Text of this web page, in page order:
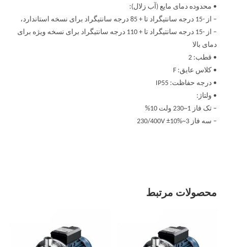
• محدوده دمای مایع (آب زلال):
– از -15 درجه سانتیگراد تا + 85 درجه سانتیگراد برای نسخه استاندارد،
– از -15 درجه سانتیگراد تا + 110 درجه سانتیگراد برای نسخه ویژه برای
دمای بالا
• قطب: 2
• کلاس عایق: F
• درجه حفاظت: IP55
• ولتاژ:
– تک فاز 1~230 ولت 10%
– سه فاز 3~230/400V ±10%
محصولات مرتبط